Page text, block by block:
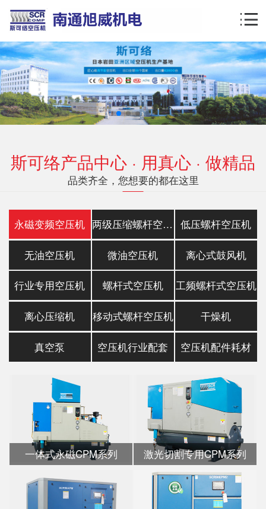
斯可络产品中心 · 用真心 · 做精品
品类齐全，您想要的都在这里
永磁变频空压机 两级压缩螺杆空压机 低压螺杆空压机
无油空压机 微油空压机 离心式鼓风机
行业专用空压机 螺杆式空压机 工频螺杆式空压机
离心压缩机 移动式螺杆空压机 干燥机
真空泵 空压机行业配套 空压机配件耗材
一体式永磁CPM系列 激光切割专用CPM系列